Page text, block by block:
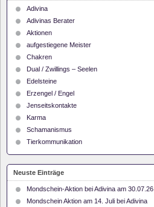
Adivina
Adivinas Berater
Aktionen
aufgestiegene Meister
Chakren
Dual / Zwillings – Seelen
Edelsteine
Erzengel / Engel
Jenseitskontakte
Karma
Schamanismus
Tierkommunikation
Neuste Einträge
Mondschein-Aktion bei Adivina am 30.07.26
Mondschein Aktion am 14. Juli bei Adivina